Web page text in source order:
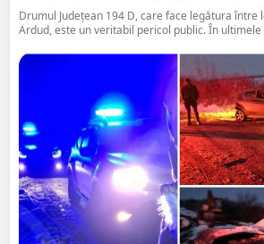
Drumul Județean 194 D, care face legătura între
Ardud, este un veritabil pericol public. În ultimele